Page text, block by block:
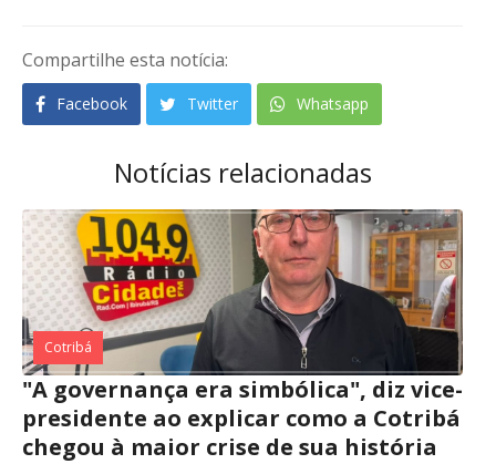
Compartilhe esta notícia:
Facebook Twitter Whatsapp
Notícias relacionadas
Cotribá
"A governança era simbólica", diz vice-
presidente ao explicar como a Cotribá
chegou à maior crise de sua história